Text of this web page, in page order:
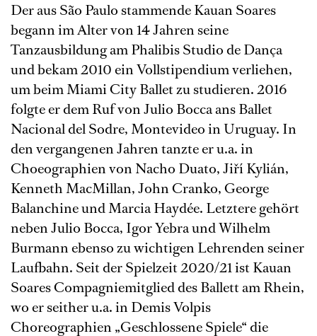
Der aus São Paulo stammende Kauan Soares
begann im Alter von 14 Jahren seine
Tanzausbildung am Phalibis Studio de Dança
und bekam 2010 ein Vollstipendium verliehen,
um beim Miami City Ballet zu studieren. 2016
folgte er dem Ruf von Julio Bocca ans Ballet
Nacional del Sodre, Montevideo in Uruguay. In
den vergangenen Jahren tanzte er u.a. in
Choeographien von Nacho Duato, Jiří Kylián,
Kenneth MacMillan, John Cranko, George
Balanchine und Marcia Haydée. Letztere gehört
neben Julio Bocca, Igor Yebra und Wilhelm
Burmann ebenso zu wichtigen Lehrenden seiner
Laufbahn. Seit der Spielzeit 2020/21 ist Kauan
Soares Compagniemitglied des Ballett am Rhein,
wo er seither u.a. in Demis Volpis
Choreographien „Geschlossene Spiele“ die